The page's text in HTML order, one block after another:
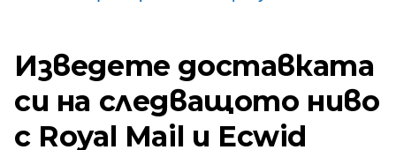
Изведете доставката
си на следващото ниво
с Royal Mail и Ecwid